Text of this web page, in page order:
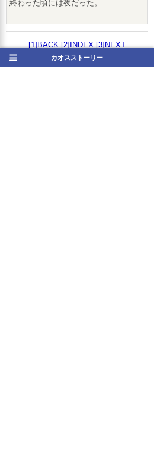
終わった頃には夜だった。
[1]BACK [2]INDEX [3]NEXT
カオスストーリー